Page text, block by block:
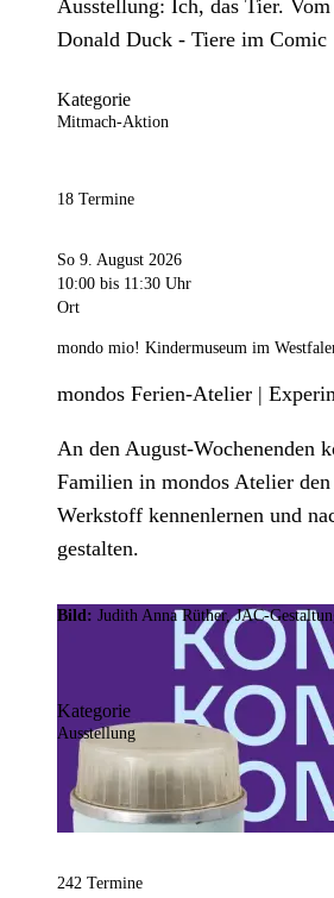
Ausstellung: Ich, das Tier.
Donald Duck - Tiere im Comic
Kategorie
Mitmach-Aktion
18 Termine
So 9. August 2026
10:00 bis 11:30 Uhr
Ort
mondo mio! Kindermuseum im
mondos Ferien-Atelier |
An den August-Wochenenden
Familien in mondos Atelier
Werkstoff kennenlernen und
gestalten.
Bild: Judith Anna Rüther, JAC-
Kategorie
Ausstellung
242 Termine